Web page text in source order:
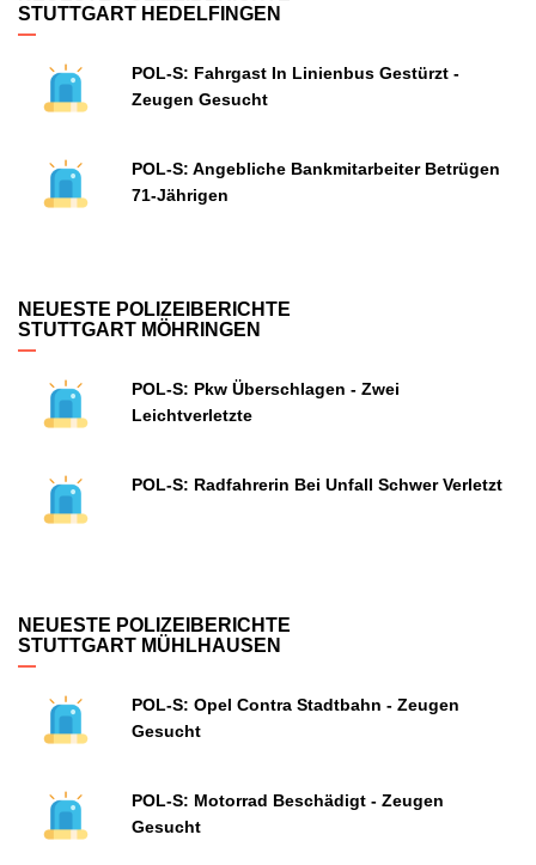
STUTTGART HEDELFINGEN
POL-S: Fahrgast In Linienbus Gestürzt -
Zeugen Gesucht
POL-S: Angebliche Bankmitarbeiter Betrügen
71-Jährigen
NEUESTE POLIZEIBERICHTE
STUTTGART MÖHRINGEN
POL-S: Pkw Überschlagen - Zwei
Leichtverletzte
POL-S: Radfahrerin Bei Unfall Schwer Verletzt
NEUESTE POLIZEIBERICHTE
STUTTGART MÜHLHAUSEN
POL-S: Opel Contra Stadtbahn - Zeugen
Gesucht
POL-S: Motorrad Beschädigt - Zeugen
Gesucht